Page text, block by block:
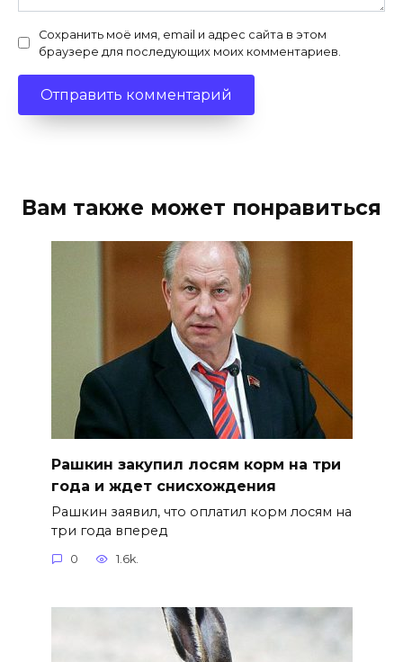
Сохранить моё имя, email и адрес сайта в этом
браузере для последующих моих комментариев.
Вам также может понравиться
Рашкин закупил лосям корм на три
года и ждет снисхождения
Рашкин заявил, что оплатил корм лосям на
три года вперед
0 1.6k.